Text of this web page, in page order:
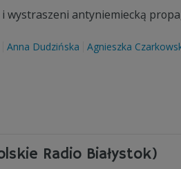
antyniemiecką
Anna Dudzińska Agnieszka
Radio Białystok)